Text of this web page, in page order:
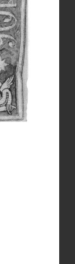
другие
результате
–х годов.
до разрушения
яркую и
России,